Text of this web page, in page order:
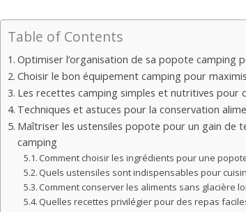
Table of Contents
Optimiser l’organisation de sa popote camping
Choisir le bon équipement camping pour
Les recettes camping simples et nutritives pour
Techniques et astuces pour la conservation
Maîtriser les ustensiles popote pour un gain de
camping
Comment choisir les ingrédients pour une
Quels ustensiles sont indispensables pour
Comment conserver les aliments sans glacière
Quelles recettes privilégier pour des repas